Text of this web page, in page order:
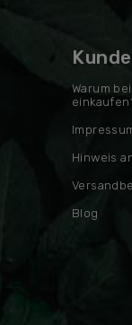
Warum
Hinweis
Blog